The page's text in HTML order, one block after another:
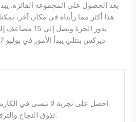
بعد الحصول على المجموعة الفائزة.
يدور الحرة
احصل على تجربة لا تنسى في
تذوق النجاح والترفيه.